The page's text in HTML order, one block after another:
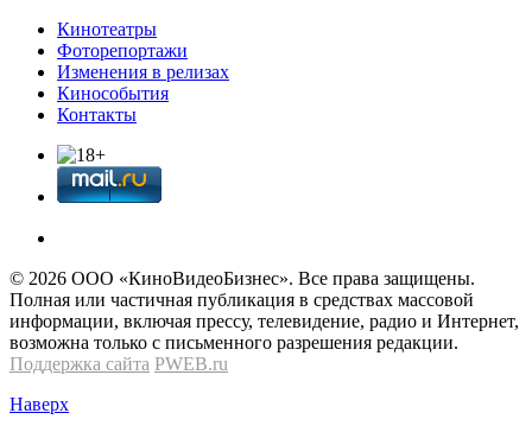
Кинотеатры
Фоторепортажи
Изменения в релизах
Кинособытия
Контакты
© 2026 OOО «КиноВидеоБизнес». Все права защищены.
Полная или частичная публикация в средствах массовой
информации, включая прессу, телевидение, радио и Интернет,
возможна только с письменного разрешения редакции.
Поддержка сайта PWEB.ru
Наверх